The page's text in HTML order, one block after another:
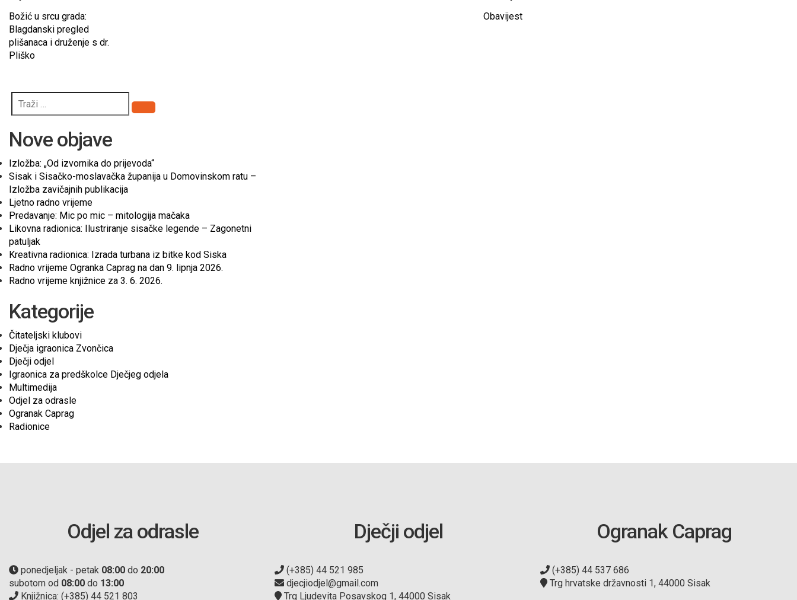
Božić u srcu grada:
Blagdanski pregled
plišanaca i druženje s dr.
Pliško
Obavijest
Pretraži
Nove objave
Izložba: „Od izvornika do prijevoda“
Sisak i Sisačko-moslavačka županija u Domovinskom ratu –
Izložba zavičajnih publikacija
Ljetno radno vrijeme
Predavanje: Mic po mic – mitologija mačaka
Likovna radionica: Ilustriranje sisačke legende – Zagonetni
patuljak
Kreativna radionica: Izrada turbana iz bitke kod Siska
Radno vrijeme Ogranka Caprag na dan 9. lipnja 2026.
Radno vrijeme knjižnice za 3. 6. 2026.
Kategorije
Čitateljski klubovi
Dječja igraonica Zvončica
Dječji odjel
Igraonica za predškolce Dječjeg odjela
Multimedija
Odjel za odrasle
Ogranak Caprag
Radionice
Odjel za odrasle
ponedjeljak - petak 08:00 do 20:00
subotom od 08:00 do 13:00
Knjižnica: (+385) 44 521 803
Dječji odjel
(+385) 44 521 985
djecjiodjel@gmail.com
Trg Ljudevita Posavskog 1, 44000 Sisak
Ogranak Caprag
(+385) 44 537 686
Trg hrvatske državnosti 1, 44000 Sisak